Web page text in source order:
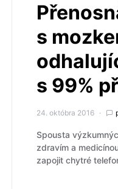
s
s 99%
24. októbra 2016
Spousta
zdravím a
zapojit chytré